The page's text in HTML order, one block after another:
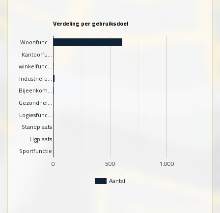
Verdeling per gebruiksdoel
Aantal
0 500 1.000
Woonfunc…
Kantoorfu…
winkelfunc…
Industriefu…
Bijeenkom…
Gezondhei…
Logiesfunc…
Standplaats
Ligplaats
Sportfunctie